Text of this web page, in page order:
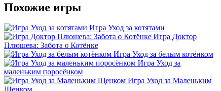
Похожие игры
Игра Уход за котятами
Игра Доктор
Плюшева: Забота о Котёнке
Игра Уход за белым котёнком
Игра Уход за
маленьким поросёнком
Игра Уход за Маленьким